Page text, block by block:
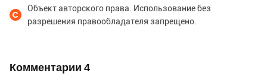
Объект авторского права. Использование без
разрешения правообладателя запрещено.
Комментарии 4